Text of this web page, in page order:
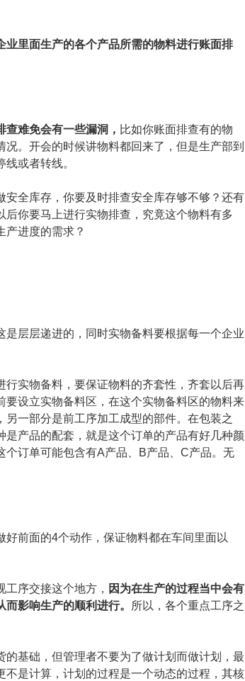
业里面生产的各个产品所需的物料进行账面排
难免会有一些漏洞， 比如你账面排查有的物
。开会的时候讲物料都回来了，但是生产部到
或者转线。
全库存，你要及时排查安全库存够不够？还有
你要马上进行实物排查，究竟这个物料有多
产进度的需求？
层层递进的，同时实物备料要根据每一个企业
实物备料，要保证物料的齐套性，齐套以后再
设立实物备料区，在这个实物备料区的物料来
一部分是前工序加工成型的部件。在包装之
产品的配套，就是这个订单的产品有好几种颜
订单可能包含有A产品、B产品、C产品。无
前面的4个动作，保证物料都在车间里面以
序交接这个地方， 因为在生产的过程当中会有
影响生产的顺利进行。
所以，各个重点工序之
基础，但管理者不要为了做计划而做计划，最
是计算，计划的过程是一个动态的过程，其核